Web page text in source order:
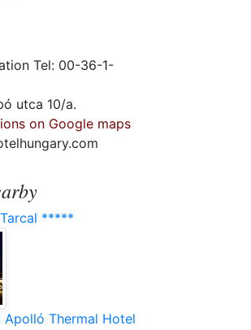
Tel: 00-36-1-
utca 10/a.
on Google maps
*****
Thermal Hotel